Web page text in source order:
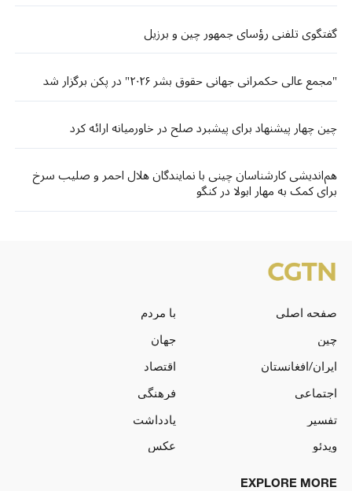
گفتگوی تلفنی رؤسای جمهور چین و برزیل
"مجمع عالی حکمرانی جهانی حقوق بشر ۲۰۲۶" در پکن برگزار شد
چین چهار پیشنهاد برای پیشبرد صلح در خاورمیانه ارائه کرد
هم‌اندیشی کارشناسان چینی با نمایندگان هلال احمر و صلیب سرخ
برای کمک به مهار ابولا در کنگو
صفحه اصلی
با مردم
چین
جهان
ایران/افغانستان
اقتصاد
اجتماعی
فرهنگی
تفسیر
یادداشت
ویدئو
عکس
EXPLORE MORE